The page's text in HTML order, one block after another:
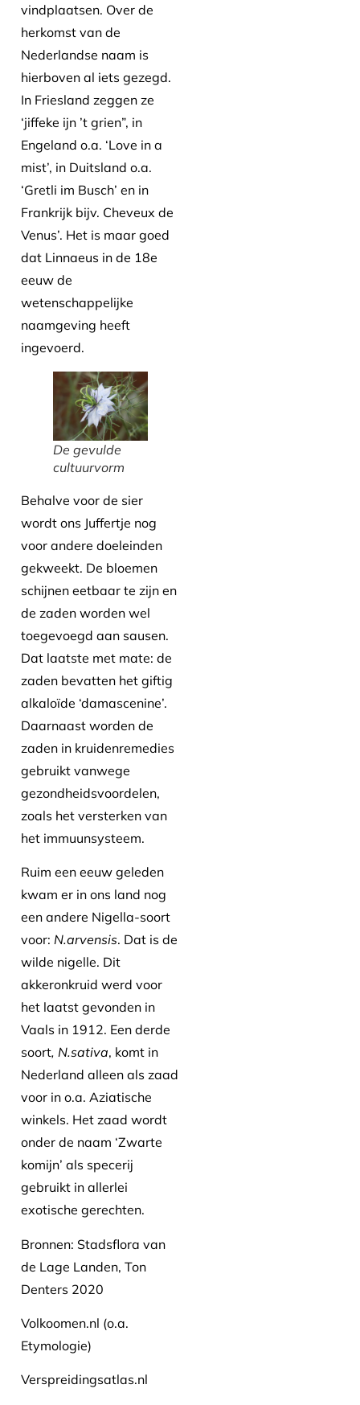
vindplaatsen. Over de
herkomst van de
Nederlandse naam is
hierboven al iets gezegd.
In Friesland zeggen ze
‘jiffeke ijn ’t grien”, in
Engeland o.a. ‘Love in a
mist’, in Duitsland o.a.
‘Gretli im Busch’ en in
Frankrijk bijv. Cheveux de
Venus’. Het is maar goed
dat Linnaeus in de 18e
eeuw de
wetenschappelijke
naamgeving heeft
ingevoerd.
De gevulde
cultuurvorm
Behalve voor de sier
wordt ons Juffertje nog
voor andere doeleinden
gekweekt. De bloemen
schijnen eetbaar te zijn en
de zaden worden wel
toegevoegd aan sausen.
Dat laatste met mate: de
zaden bevatten het giftig
alkaloïde ‘damascenine’.
Daarnaast worden de
zaden in kruidenremedies
gebruikt vanwege
gezondheidsvoordelen,
zoals het versterken van
het immuunsysteem.
Ruim een eeuw geleden
kwam er in ons land nog
een andere Nigella-soort
voor: N.arvensis. Dat is de
wilde nigelle. Dit
akkeronkruid werd voor
het laatst gevonden in
Vaals in 1912. Een derde
soort, N.sativa, komt in
Nederland alleen als zaad
voor in o.a. Aziatische
winkels. Het zaad wordt
onder de naam ‘Zwarte
komijn’ als specerij
gebruikt in allerlei
exotische gerechten.
Bronnen: Stadsflora van
de Lage Landen, Ton
Denters 2020
Volkoomen.nl (o.a.
Etymologie)
Verspreidingsatlas.nl